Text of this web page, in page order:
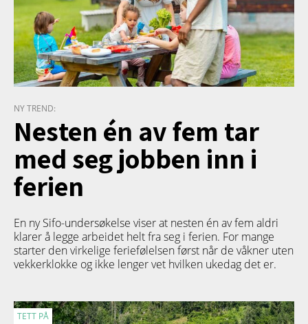
NY TREND:
Nesten én av fem tar
med seg jobben inn i
ferien
En ny Sifo-undersøkelse viser at nesten én av fem aldri
klarer å legge arbeidet helt fra seg i ferien. For mange
starter den virkelige feriefølelsen først når de våkner uten
vekkerklokke og ikke lenger vet hvilken ukedag det er.
TETT PÅ